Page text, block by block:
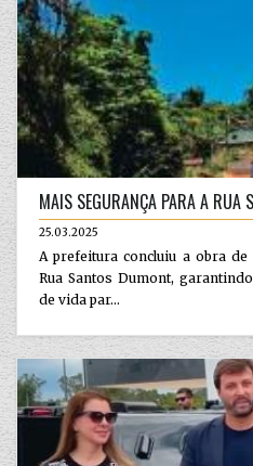
MAIS SEGURANÇA PARA A RUA
25.03.2025
A prefeitura concluiu a obra
Rua Santos Dumont,
de vida par...